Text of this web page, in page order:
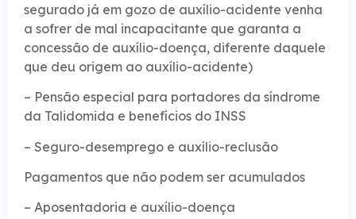
segurado já em gozo de auxílio-acidente venha
a sofrer de mal incapacitante que garanta a
concessão de auxílio-doença, diferente daquele
que deu origem ao auxílio-acidente)
– Pensão especial para portadores da síndrome
da Talidomida e benefícios do INSS
– Seguro-desemprego e auxílio-reclusão
Pagamentos que não podem ser acumulados
– Aposentadoria e auxílio-doença